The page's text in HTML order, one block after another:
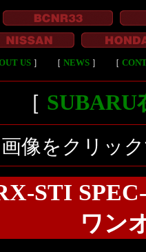
US］ ［ NEWS］ ［
［ SUBARU
像をクリッ
STI
ワン